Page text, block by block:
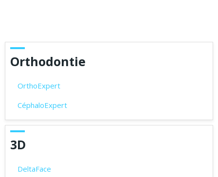
Orthodontie
OrthoExpert
CéphaloExpert
3D
DeltaFace